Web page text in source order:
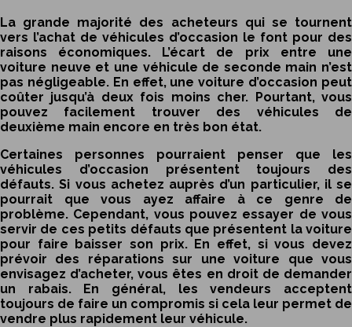
La grande majorité des acheteurs qui se tournent
vers l’achat de véhicules d’occasion le font pour des
raisons économiques. L’écart de prix entre une
voiture neuve et une véhicule de seconde main n’est
pas négligeable. En effet, unevoiture d’occasion peut
coûter jusqu’à deux fois moins cher. Pourtant, vous
pouvez facilement trouver des véhicules de
deuxième main encore en très bon état.
Certaines personnes pourraient penser que les
véhicules d’occasion présentent toujours des
défauts. Si vous achetez auprès d’un particulier, il se
pourrait que vous ayez affaire à ce genre de
problème. Cependant, vous pouvez essayer de vous
servir de ces petits défauts que présentent la voiture
pour faire baisser son prix. En effet, si vous devez
prévoir des réparations sur une voiture que vous
envisagez d’acheter, vous êtes en droit de demander
un rabais. En général, les vendeurs acceptent
toujours de faire un compromis si cela leur permet de
vendre plus rapidement leur véhicule.